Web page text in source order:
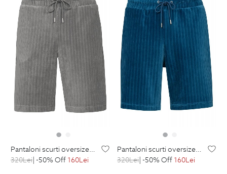
pantaloni scurti oversize gri uni
320Lei | -50% Off 160Lei
pantaloni scurti oversize albastri uni
320Lei | -50% Off 160Lei